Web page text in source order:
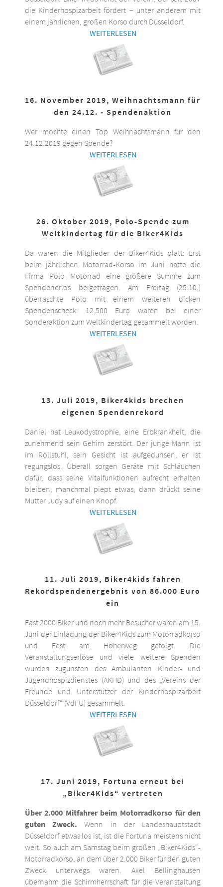
die Kinderhospizarbeit fördert – unter anderem mit
einem jährlichen, großen Korso durch Düsseldorf.
WEITERLESEN
16. November 2019, Weihnachtsmann für
den 24.12. - Spendenaktion
Wer möchte einen Top Weihnachtsmann für den
24.12.2019 gegen Spende?
WEITERLESEN
26. Oktober 2019, Polo-Spende zum
Weltkindertag für die Biker4Kids
Da waren die Mitglieder der Biker4Kids platt: Erst
beim jährlichen Motorrad-Korso im Juni hatte die
Firma Polo Motorrad eine größere Summe zum
Spendenerlös beigetragen. Am Freitag (25.10.)
überraschte Polo mit einem weiteren dicken
Spendenscheck: 12.500 Euro waren bei einer
Sonderaktion zum Weltkindertag gesammelt worden.
WEITERLESEN
13. Juli 2019, Biker4kids brechen
eigenen Spendenrekord
Daniel hat Leukodystrophie, eine Erbkrankheit, die
zunehmend sein Gehirn zerstört. Der junge Mann ist
im Rollstuhl, sein Gesicht ist aufgedunsen, er ist
regungslos. Überall sorgen Geräte mit Schläuchen
dafür, dass seine Vitalfunktionen aufrecht erhalten
bleiben, manchmal piept etwas, dann drückt seine
Mutter Judy auf einen Knopf.
WEITERLESEN
11. Juli 2019, Biker4kids fahren
Rekordspendenergebnis von 86.000 Euro
ein
Fast 2000 Biker und noch mehr Besucher waren am 15.
Juni der Einladung der Biker4Kids zum Motorradkorso
und Fest am Höherweg gefolgt. Die
Veranstaltungserlöse und viele weitere Spenden
wurden zugunsten des Ambulanten Kinder- und
Jugendhospizdienstes (AKHD) und des „Vereins der
Freunde und Unterstützer der Kinderhospizarbeit
Düsseldorf“ (VdFU) gesammelt.
WEITERLESEN
17. Juni 2019, Fortuna erneut bei
„Biker4Kids“ vertreten
Über 2.000 Mitfahrer beim Motorradkorso für den
guten Zweck. Wenn in der Landeshauptstadt
Düsseldorf etwas los ist, ist die Fortuna meistens nicht
weit. So auch am Samstag beim großen „Biker4Kids“-
Motorradkorso, an dem über 2.000 Biker für den guten
Zweck unterwegs waren. Axel Bellinghausen
übernahm die Schirmherrschaft für die Veranstaltung